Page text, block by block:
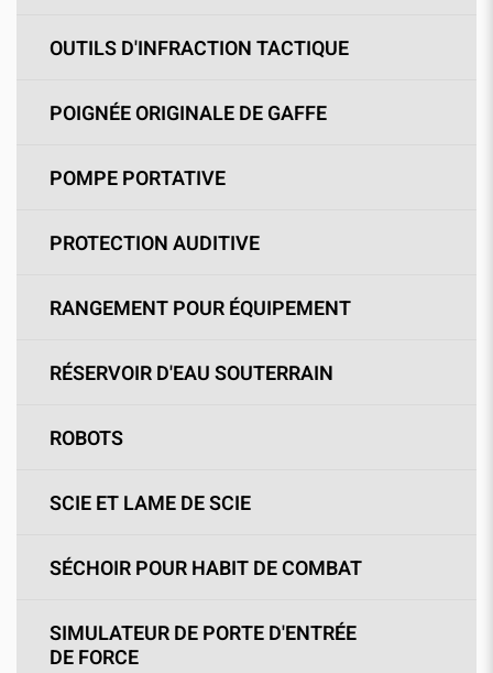
OUTILS D'INFRACTION TACTIQUE
POIGNÉE ORIGINALE DE GAFFE
POMPE PORTATIVE
PROTECTION AUDITIVE
RANGEMENT POUR ÉQUIPEMENT
RÉSERVOIR D'EAU SOUTERRAIN
ROBOTS
SCIE ET LAME DE SCIE
SÉCHOIR POUR HABIT DE COMBAT
SIMULATEUR DE PORTE D'ENTRÉE
DE FORCE